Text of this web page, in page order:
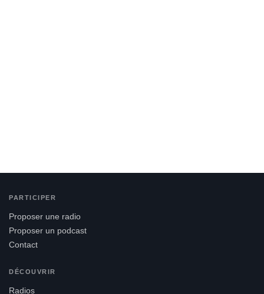
PARTICIPER
Proposer une radio
Proposer un podcast
Contact
DÉCOUVRIR
Radios